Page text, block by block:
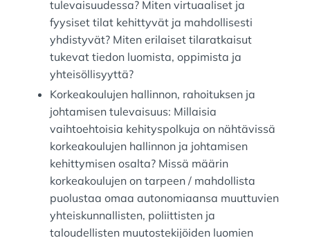
tulevaisuudessa? Miten virtuaaliset ja
fyysiset tilat kehittyvät ja mahdollisesti
yhdistyvät? Miten erilaiset tilaratkaisut
tukevat tiedon luomista, oppimista ja
yhteisöllisyyttä?
Korkeakoulujen hallinnon, rahoituksen ja
johtamisen tulevaisuus: Millaisia
vaihtoehtoisia kehityspolkuja on nähtävissä
korkeakoulujen hallinnon ja johtamisen
kehittymisen osalta? Missä määrin
korkeakoulujen on tarpeen / mahdollista
puolustaa omaa autonomiaansa muuttuvien
yhteiskunnallisten, poliittisten ja
taloudellisten muutostekijöiden luomien